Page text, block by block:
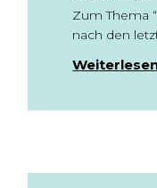
Zum Thema
nach den